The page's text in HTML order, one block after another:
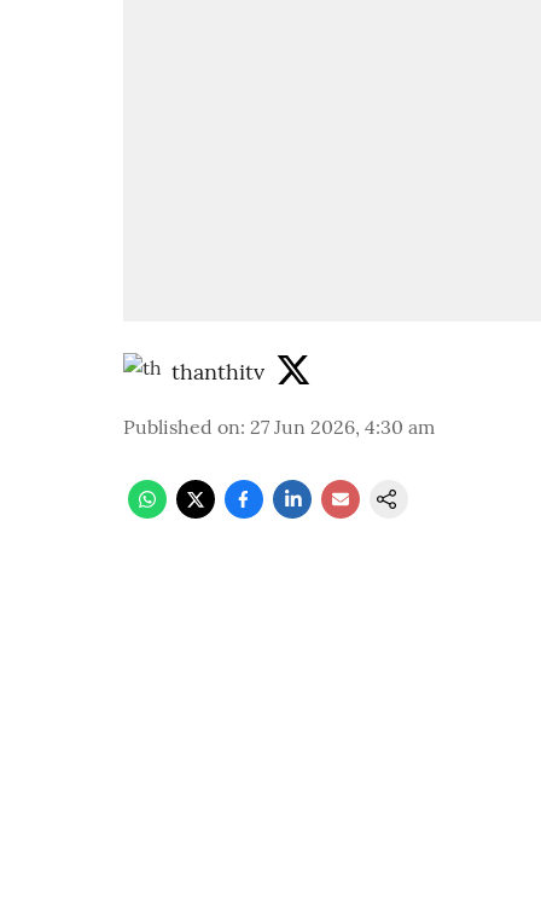
thanthitv
Published on: 27 Jun 2026, 4:30 am